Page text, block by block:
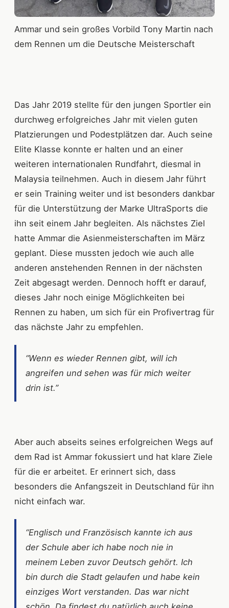
Ammar und sein großes Vorbild Tony Martin nach
dem Rennen um die Deutsche Meisterschaft
Das Jahr 2019 stellte für den jungen Sportler ein
durchweg erfolgreiches Jahr mit vielen guten
Platzierungen und Podestplätzen dar. Auch seine
Elite Klasse konnte er halten und an einer
weiteren internationalen Rundfahrt, diesmal in
Malaysia teilnehmen. Auch in diesem Jahr führt
er sein Training weiter und ist besonders dankbar
für die Unterstützung der Marke UltraSports die
ihn seit einem Jahr begleiten. Als nächstes Ziel
hatte Ammar die Asienmeisterschaften im März
geplant. Diese mussten jedoch wie auch alle
anderen anstehenden Rennen in der nächsten
Zeit abgesagt werden. Dennoch hofft er darauf,
dieses Jahr noch einige Möglichkeiten bei
Rennen zu haben, um sich für ein Profivertrag für
das nächste Jahr zu empfehlen.
“Wenn es wieder Rennen gibt, will ich
angreifen und sehen was für mich weiter
drin ist.”
Aber auch abseits seines erfolgreichen Wegs auf
dem Rad ist Ammar fokussiert und hat klare Ziele
für die er arbeitet. Er erinnert sich, dass
besonders die Anfangszeit in Deutschland für ihn
nicht einfach war.
“Englisch und Französisch kannte ich aus
der Schule aber ich habe noch nie in
meinem Leben zuvor Deutsch gehört. Ich
bin durch die Stadt gelaufen und habe kein
einziges Wort verstanden. Das war nicht